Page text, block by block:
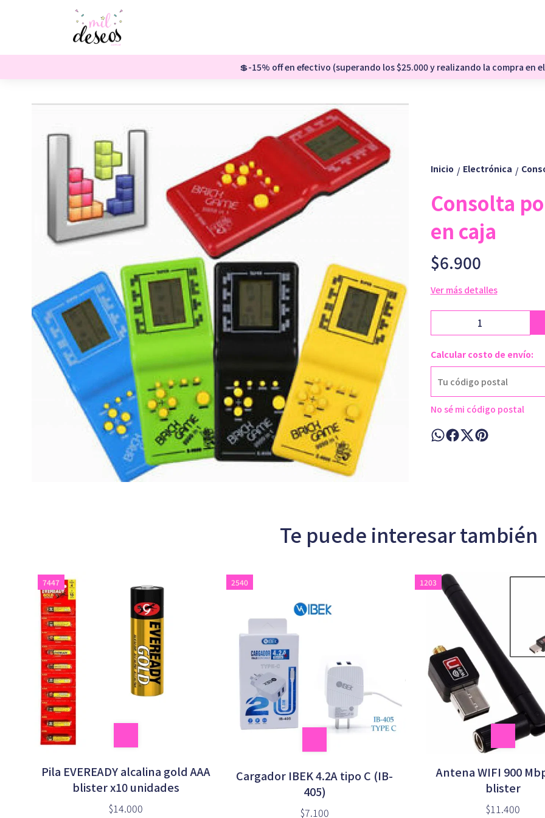
💲-15% off en efectivo (superando los $25.000 y realizando la compra en
Inicio / Electrónica /
Consolta
en caja
$6.900
Ver más detalles
Calcular costo de envío:
No sé mi código postal
Te puede interesar también
7447
Pila EVEREADY alcalina gold AAA
blister x10 unidades
$14.000
2540
Cargador IBEK 4.2A tipo C (IB-
405)
$7.100
1203
Antena WIFI 900
blister
$11.400